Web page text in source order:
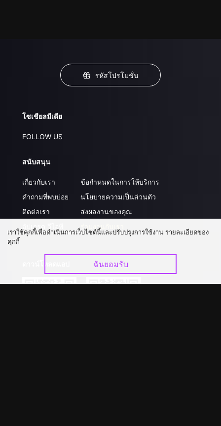
รหัสโปรโมชั่น
โซเชียลมีเดีย
FOLLOW US
สนับสนุน
เกี่ยวกับเรา
คำถามที่พบบ่อย
ติดต่อเรา
อัปเกรด วีไอพี
ข้อกำหนดในการให้บริการ
นโยบายความเป็นส่วนตัว
ส่งผลงานของคุณ
ร่วมงานกับเรา
เราใช้คุกกี้เพื่อดำเนินการเว็บไซต์นี้และปรับปรุงการใช้งาน รายละเอียดของ
คุกกี้
ฉันยอมรับ